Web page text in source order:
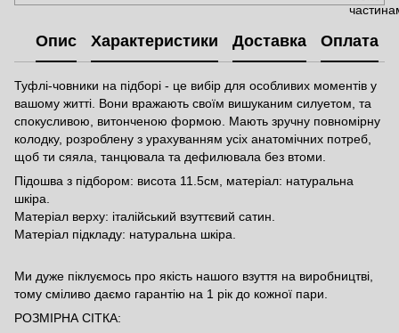
Опис Характеристики Доставка Оплата
Туфлі-човники на підборі - це вибір для особливих моментів у
вашому житті. Вони вражають своїм вишуканим силуетом, та
спокусливою, витонченою формою. Мають зручну повномірну
колодку, розроблену з урахуванням усіх анатомічних потреб,
щоб ти сяяла, танцювала та дефилювала без втоми.
Підошва з підбором: висота 11.5см, матеріал: натуральна
шкіра.
Матеріал верху: італійський взуттєвий сатин.
Матеріал підкладу: натуральна шкіра.
Ми дуже піклуємось про якість нашого взуття на виробництві,
тому сміливо даємо гарантію на 1 рік до кожної пари.
РОЗМІРНА СІТКА: